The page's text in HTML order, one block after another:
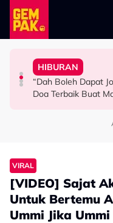
Skip to main content
HIBURAN
Bawa Anak Ke
Doktor
HIBURAN
“Dah Boleh Dapat
Doa Terbaik Buat
SELEBRITI
Michelle Yeoh
Ini’ Di BIFF
BERITA
Kasihnya Ibu, Ikan
Anak Yang Sudah
VIRAL
[VIDEO] Sajat
Untuk Bertemu
Ummi Jika